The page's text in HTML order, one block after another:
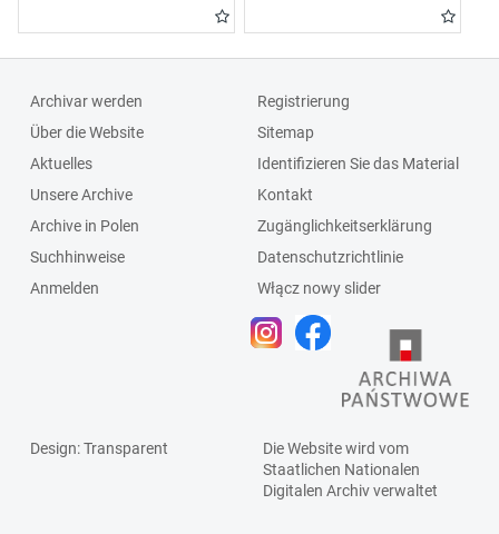
Archivar werden
Über die Website
Aktuelles
Unsere Archive
Archive in Polen
Suchhinweise
Anmelden
Registrierung
Sitemap
Identifizieren Sie das Material
Kontakt
Zugänglichkeitserklärung
Datenschutzrichtlinie
Włącz nowy slider
Design: Transparent
Die Website wird vom
Staatlichen Nationalen
Digitalen Archivverwaltet